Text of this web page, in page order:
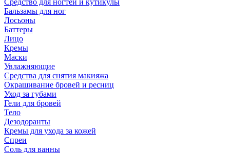
Средство для ногтей и кутикулы
Бальзамы для ног
Лосьоны
Баттеры
Лицо
Кремы
Маски
Увлажняющие
Средства для снятия макияжа
Окрашивание бровей и ресниц
Уход за губами
Гели для бровей
Тело
Дезодоранты
Кремы для ухода за кожей
Спреи
Соль для ванны